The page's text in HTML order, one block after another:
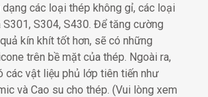
các loại thép không gỉ, các loại
S301, S304, S430. Để tăng cường
kín khít tốt hơn, sẽ có những
trên bề mặt của thép. Ngoài ra,
các vật liệu phủ lớp tiên tiến như
và Cao su cho thép. (Vui lòng xem